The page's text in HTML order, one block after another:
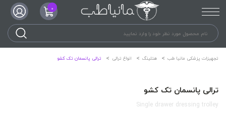
0
تجهیزات پزشکی مانیا طب هتلینگ انواع ترالی ترالی پانسمان تک کشو
ترالی پانسمان تک کشو
Single drawer dressing trolley